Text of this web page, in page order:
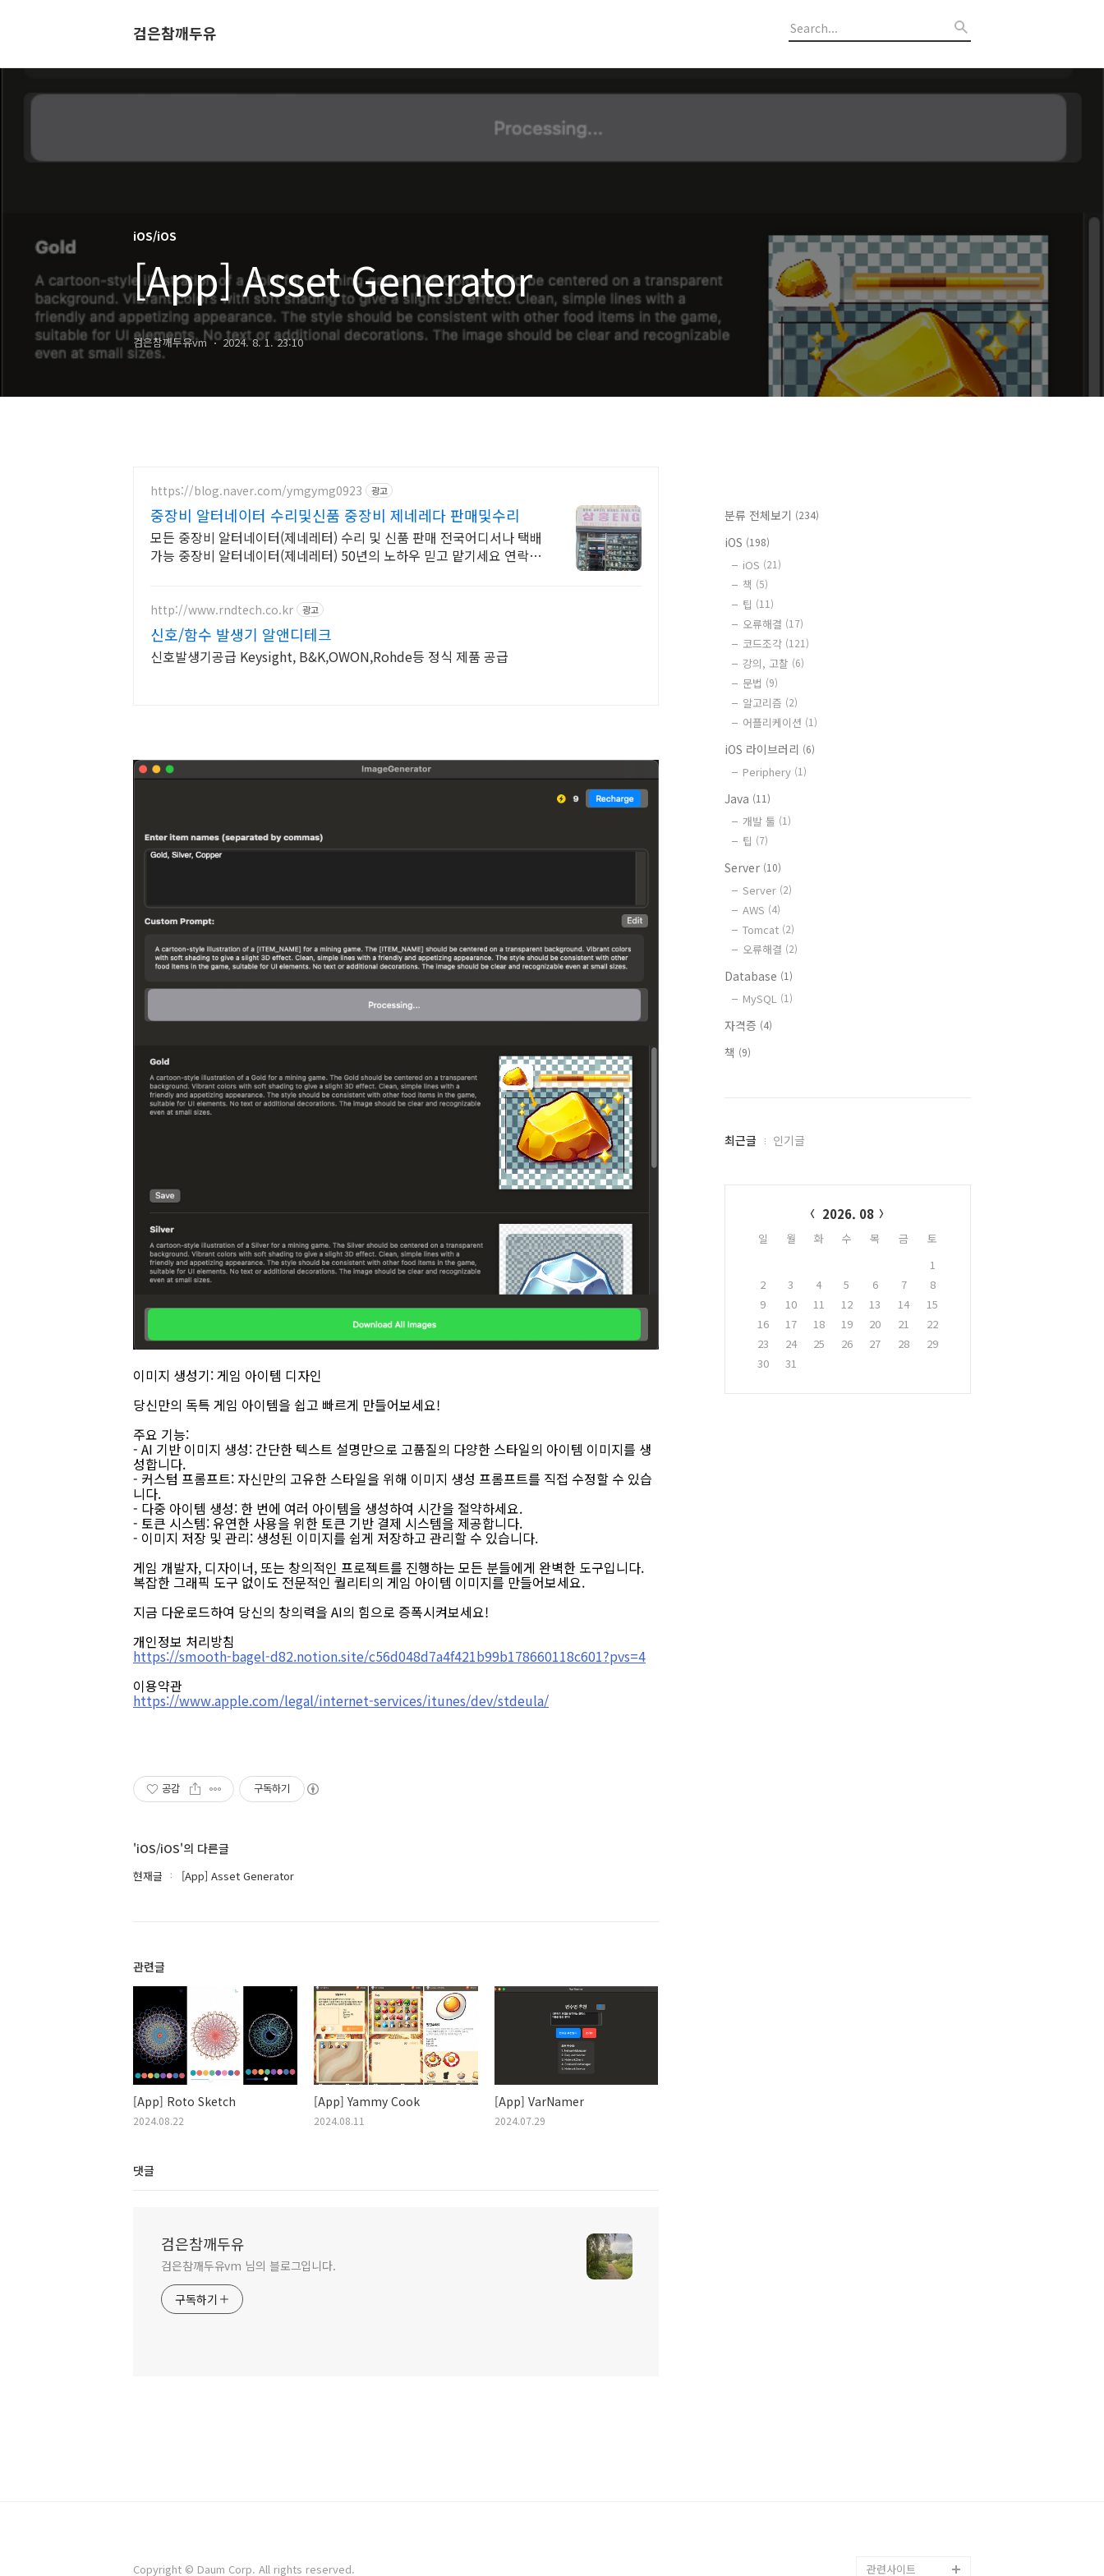
검은참깨두유
iOS/iOS
[App] Asset Generator
검은참깨두유vm 2024. 8. 1. 23:10
https://blog.naver.com/ymgymg0923 광고
중장비 알터네이터 수리및신품 중장비 제네레다 판매및수리
모든 중장비 알터네이터(제네레터) 수리 및 신품 판매 전국어디서나 택배
가능 중장비 알터네이터(제네레터) 50년의 노하우 믿고 맡기세요 연락주
http://www.rndtech.co.kr 광고
신호/함수 발생기 알앤디테크
신호발생기공급 Keysight, B&K,OWON,Rohde등 정식 제품 공급
이미지 생성기: 게임 아이템 디자인
당신만의 독특 게임 아이템을 쉽고 빠르게 만들어보세요!
주요 기능:
- AI 기반 이미지 생성: 간단한 텍스트 설명만으로 고품질의 다양한 스타일의 아이템 이미지를 생
성합니다.
- 커스텀 프롬프트: 자신만의 고유한 스타일을 위해 이미지 생성 프롬프트를 직접 수정할 수 있습
니다.
- 다중 아이템 생성: 한 번에 여러 아이템을 생성하여 시간을 절약하세요.
- 토큰 시스템: 유연한 사용을 위한 토큰 기반 결제 시스템을 제공합니다.
- 이미지 저장 및 관리: 생성된 이미지를 쉽게 저장하고 관리할 수 있습니다.
게임 개발자, 디자이너, 또는 창의적인 프로젝트를 진행하는 모든 분들에게 완벽한 도구입니다.
복잡한 그래픽 도구 없이도 전문적인 퀄리티의 게임 아이템 이미지를 만들어보세요.
지금 다운로드하여 당신의 창의력을 AI의 힘으로 증폭시켜보세요!
개인정보 처리방침
https://smooth-bagel-d82.notion.site/c56d048d7a4f421b99b178660118c601?pvs=4
이용약관
https://www.apple.com/legal/internet-services/itunes/dev/stdeula/
공감 구독하기
'iOS/iOS'의 다른글
현재글 [App] Asset Generator
관련글
[App] Roto Sketch
2024.08.22
[App] Yammy Cook
2024.08.11
[App] VarNamer
2024.07.29
댓글
검은참깨두유
검은참깨두유vm 님의 블로그입니다.
구독하기
분류 전체보기 (234)
iOS (198)
iOS (21)
책 (5)
팁 (11)
오류해결 (17)
코드조각 (121)
강의, 고찰 (6)
문법 (9)
알고리즘 (2)
어플리케이션 (1)
iOS 라이브러리 (6)
Periphery (1)
Java (11)
개발 툴 (1)
팁 (7)
Server (10)
Server (2)
AWS (4)
Tomcat (2)
오류해결 (2)
Database (1)
MySQL (1)
자격증 (4)
책 (9)
최
최근글 인기글
2026. 08
일 월 화 수 목 금
토
1
2
3 4 5 6 7
8
9
10 11 12 13 14
15
16
17 18 19 20 21
22
23
24 25 26 27 28
29
30
31
Copyright © Daum Corp. All rights reserved. 관련사이트